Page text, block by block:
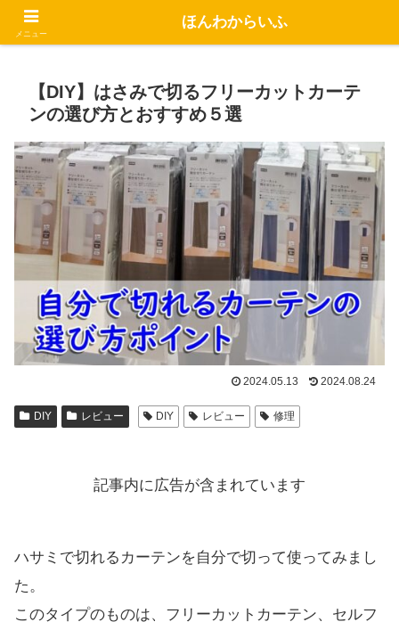
おきらく せつやく くらしやすく
【DIY】はさみで切るフリーカットカーテ
ンの選び方とおすすめ５選
2024.05.13 2024.08.24
DIY レビュー DIY レビュー 修理
記事内に広告が含まれています
ハサミで切れるカーテンを自分で切って使ってみまし
た。
このタイプのものは、フリーカットカーテン、セルフ
メニュー
ほんわからいふ